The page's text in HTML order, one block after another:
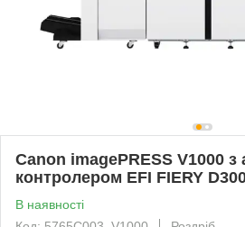
Canon imagePRESS V1000
контролером EFI FIERY
В наявності